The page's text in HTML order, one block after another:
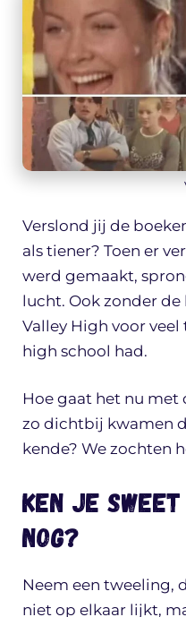
Verslond jij de
als tiener? Toen er
werd gemaakt,
lucht. Ook zonder
Valley High voor
high school had.
Hoe gaat het nu met
zo dichtbij kwamen
kende? We zochten
Ken je
nog?
Neem een tweeling,
niet op elkaar lijkt,